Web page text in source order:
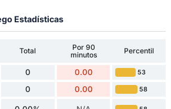
Estadísticas
Total
Por 90
minutos
Percentil
0 0.00 53
0 0.00 58